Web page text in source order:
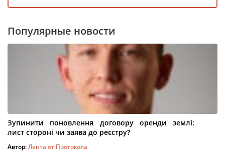
Популярные новости
Зупинити поновлення договору оренди землі:
лист стороні чи заява до реєстру?
Автор:Лента от Протокола